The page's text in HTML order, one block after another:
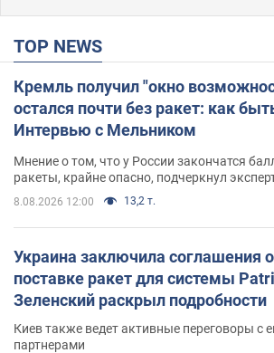
TOP NEWS
Кремль получил "окно
остался почти без ракет: как
Интервью с Мельником
Мнение о том, что у России закончатся
ракеты, крайне опасно, подчеркнул
8.08.2026 12:00 13,2 т.
Украина заключила соглашения
поставке ракет для системы
Зеленский раскрыл подробности
Киев также ведет активные переговоры с
партнерами